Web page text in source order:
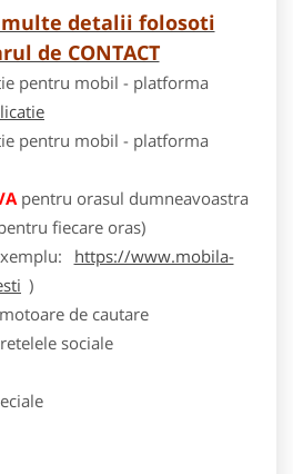
detalii folosoti
de CONTACT
pentru mobil - platforma
pentru mobil - platforma
pentru orasul dumneavoastra
fiecare oras)
https://www.mobila-
)
de cautare
sociale